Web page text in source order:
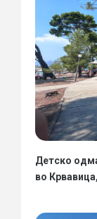
Детско
во